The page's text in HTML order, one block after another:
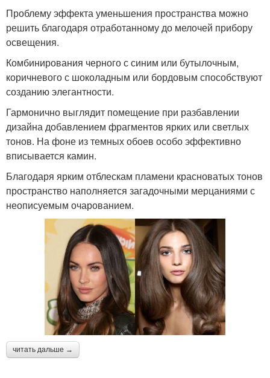
Проблему эффекта уменьшения пространства можно
решить благодаря отработанному до мелочей прибору
освещения.
Комбинирования черного с синим или бутылочным,
коричневого с шоколадным или бордовым способствуют
созданию элегантности.
Гармонично выглядит помещение при разбавлении
дизайна добавлением фрагментов ярких или светлых
тонов. На фоне из темных обоев особо эффективно
вписывается камин.
Благодаря ярким отблескам пламени красноватых тонов
пространство наполняется загадочными мерцаниями с
неописуемым очарованием.
читать дальше →